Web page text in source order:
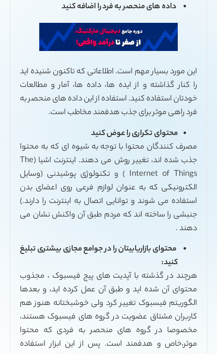
به فرد را اضافه کنید
اطلاعاتی که تاکنون شنیده اید
ها، داده ها، آمار و مطالعات
استفاده از این داده های منحصر به
جذب هدفمند مخاطب است.
را عوض کنید
با توجه به شیوه ای که به محتوا
جذب شده اند، تغییر روش می دهند. اینترنت اشیا (The
Internet of Things ) و تکنولوژی پوشیدنی (وسایل
لوازم فرعی روی اعضای بدن
اتصال به اینترنت را دارند.)
که مردم طبق آن واکنش نشان می
را در جوامع مجازی بیشتری تبلیغ
آپدیت های پیج فیسبوک ، مجذوب
و طبق آن عمل کرده اید، و بعدها
کرد ولی خوشبختانه هنوز هم
در گروه های فیسبوک هستند،
منحصر به فردی که محتوا
است. پس از این ابزار استفاده